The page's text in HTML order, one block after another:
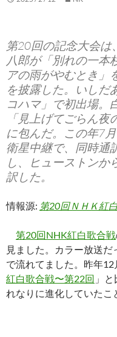
第20回の記念大会
八郎が「別れの一本
アの雨がやむとき」
を披露した。いしだ
コハマ」で初出場。
「見上げてごらん
に包んだ。この年7
衛星中継で、同時通
し、ヒューストンか
訳した。
情報源: 第20回ＮＨＫ紅
第20回NHK紅白歌合戦
見ました。カラー放送
で流れてました。昨年
紅白歌合戦〜第22回 」
れなりに進化していたこ